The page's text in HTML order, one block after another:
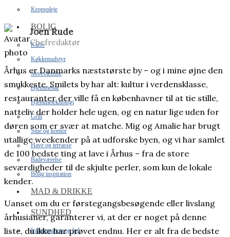
Kropspleje
BOLIG
Kaffe
Køkkenudstyr
Soveværelse
Hjemmebar
Hjemmeteknologi
Grill
Stue og kontor
Have og terrasse
Badeværelse
Bolig inspiration
MAD & DRIKKE
SUNDHED
Inflammation og led
Joen Rude
Chefredaktør
Århus er Danmarks næststørste by – og i mine øjne den
smukkeste. Smilets by har alt: kultur i verdensklasse,
restauranter der ville få en københavner til at tie stille,
natteliv der holder hele ugen, og en natur lige uden for
døren som er svær at matche. Mig og Amalie har brugt
utallige weekender på at udforske byen, og vi har samlet
de 100 bedste ting at lave i Århus – fra de store
seværdigheder til de skjulte perler, som kun de lokale
kender.
Uanset om du er førstegangsbesøgende eller livslang
århusianer, garanterer vi, at der er noget på denne
liste, du ikke har prøvet endnu. Her er alt fra de bedste